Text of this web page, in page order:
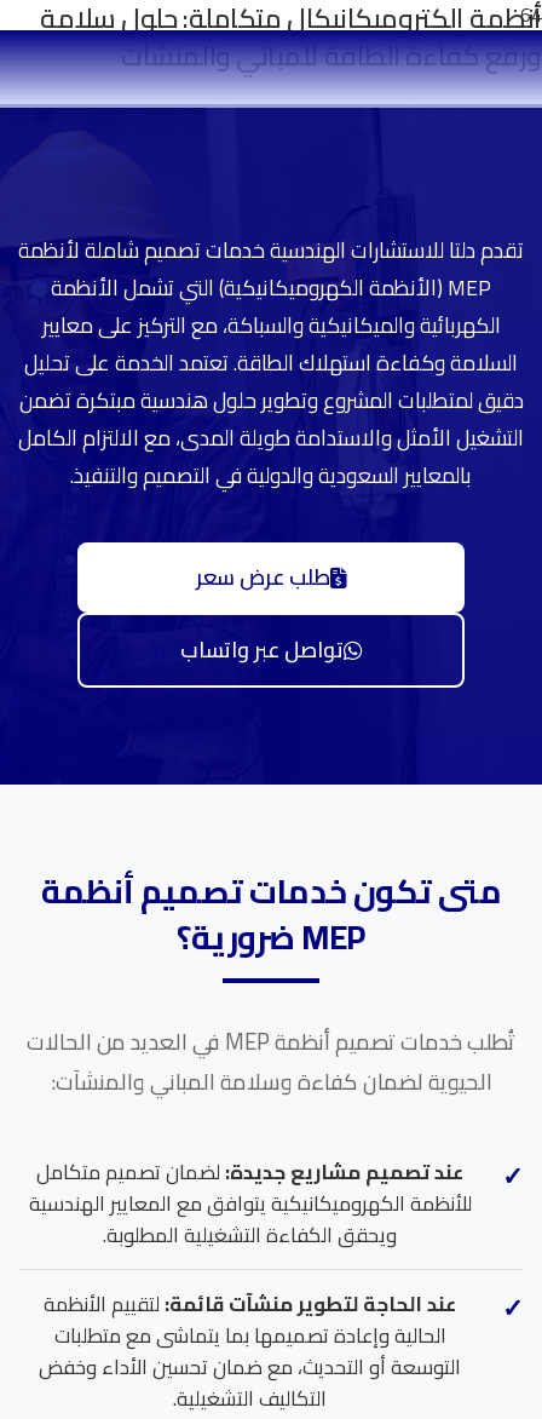
أنظمة إلكتروميكانيكال متكاملة: حلول سلامة
ورفع كفاءة الطاقة للمباني والمنشآت
تقدم دلتا للاستشارات الهندسية خدمات تصميم شاملة لأنظمة
MEP (الأنظمة الكهروميكانيكية) التي تشمل الأنظمة
الكهربائية والميكانيكية والسباكة، مع التركيز على معايير
السلامة وكفاءة استهلاك الطاقة. تعتمد الخدمة على تحليل
دقيق لمتطلبات المشروع وتطوير حلول هندسية مبتكرة تضمن
التشغيل الأمثل والاستدامة طويلة المدى، مع الالتزام الكامل
بالمعايير السعودية والدولية في التصميم والتنفيذ.
طلب عرض سعر
تواصل عبر واتساب
متى تكون خدمات تصميم أنظمة
MEP ضرورية؟
تُطلب خدمات تصميم أنظمة MEP في العديد من الحالات
الحيوية لضمان كفاءة وسلامة المباني والمنشآت:
عند تصميم مشاريع جديدة:لضمان تصميم متكامل
للأنظمة الكهروميكانيكية يتوافق مع المعايير الهندسية
ويحقق الكفاءة التشغيلية المطلوبة.
عند الحاجة لتطوير منشآت قائمة:لتقييم الأنظمة
الحالية وإعادة تصميمها بما يتماشى مع متطلبات
التوسعة أو التحديث، مع ضمان تحسين الأداء وخفض
التكاليف التشغيلية.